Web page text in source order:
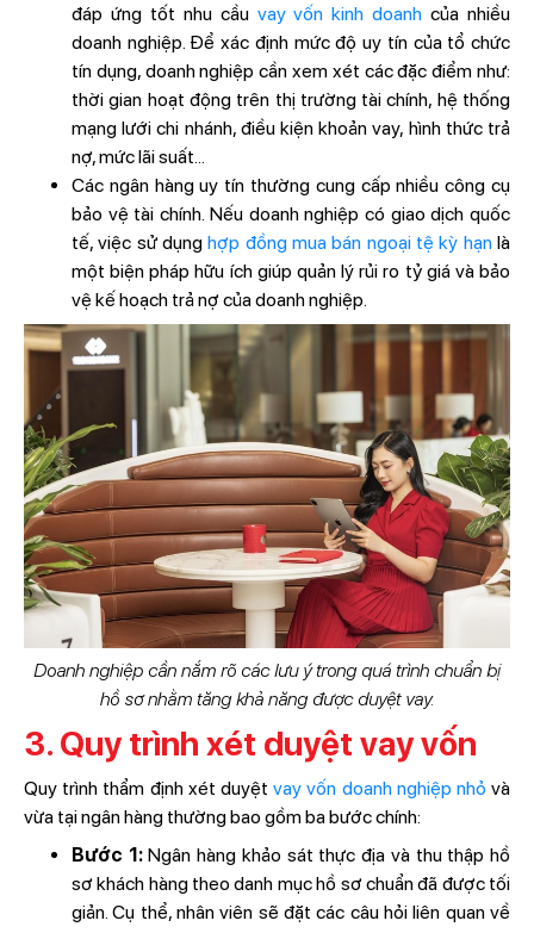
đáp ứng tốt nhu cầu vay vốn kinh doanh của nhiều
doanh nghiệp. Để xác định mức độ uy tín của tổ chức
tín dụng, doanh nghiệp cần xem xét các đặc điểm như:
thời gian hoạt động trên thị trường tài chính, hệ thống
mạng lưới chi nhánh, điều kiện khoản vay, hình thức trả
nợ, mức lãi suất...
Các ngân hàng uy tín thường cung cấp nhiều công cụ
bảo vệ tài chính. Nếu doanh nghiệp có giao dịch quốc
tế, việc sử dụnghợp đồng mua bán ngoại tệ kỳ hạnlà
một biện pháp hữu ích giúp quản lý rủi ro tỷ giá và bảo
vệ kế hoạch trả nợ của doanh nghiệp.
Doanh nghiệp cần nắm rõ các lưu ý trong quá trình chuẩn bị
hồ sơ nhằm tăng khả năng được duyệt vay.
3. Quy trình xét duyệt vay vốn
Quy trình thẩm định xét duyệtvay vốn doanh nghiệp nhỏ và
vừa tại ngân hàng thường bao gồm ba bước chính:
Bước 1:Ngân hàng khảo sát thực địa và thu thập hồ
sơ khách hàng theo danh mục hồ sơ chuẩn đã được tối
giản. Cụ thể, nhân viên sẽ đặt các câu hỏi liên quan về